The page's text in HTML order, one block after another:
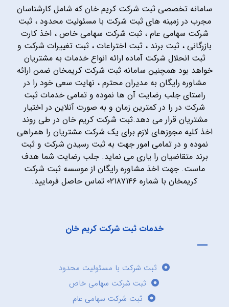
سامانه تخصصی ثبت شرکت کریم خان که شامل کارشناسان
مجرب در زمینه های ثبت شرکت با مسئولیت محدود ، ثبت
شرکت سهامی عام ، ثبت شرکت سهامی خاص ، اخذ کارت
بازرگانی ، ثبت برند ، ثبت اختراعات ، ثبت تغییرات شرکت و
ثبت انحلال شرکت آماده ارائه انواع خدمات به مشتریان
خواهد بود همچنین سامانه ثبت شرکت کریمخان ضمن ارائه
مشاوره رایگان به مدیران محترم ، نهایت سعی خود را در
راستای جلب رضایت آن ها نموده و تمامی خدمات ثبت
شرکت در را در کمترین زمان و به صورت آنلاین در اختیار
مشتریان قرار می دهد.ثبت شرکت کریم خان در طی روند
اخذ کلیه مجوزهای لازم برای یک شرکت مشتریان را همراهی
نموده و در تمامی امور جهت به ثبت رسیدن شرکت و ثبت
برند متقاضیان را یاری می نماید. جلب رضایت شما هدف
ماست. جهت اخذ مشاوره رایگان از موسسه ثبت شرکت
کریمخان با شماره ۰۲۱۸۷۱۴۶ تماس حاصل فرمایید.
خدمات ثبت شرکت کریم خان
ثبت شرکت با مسئولیت محدود
ثبت شرکت سهامی خاص
ثبت شرکت سهامی عام